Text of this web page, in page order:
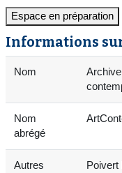
Espace en préparation
Informations
Nom
Nom
abrégé
Autres
Poivert